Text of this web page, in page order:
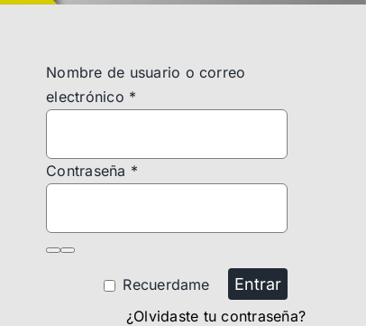
Nombre de usuario o correo
electrónico *
Contraseña *
Recuerdame Entrar
¿Olvidaste tu contraseña?